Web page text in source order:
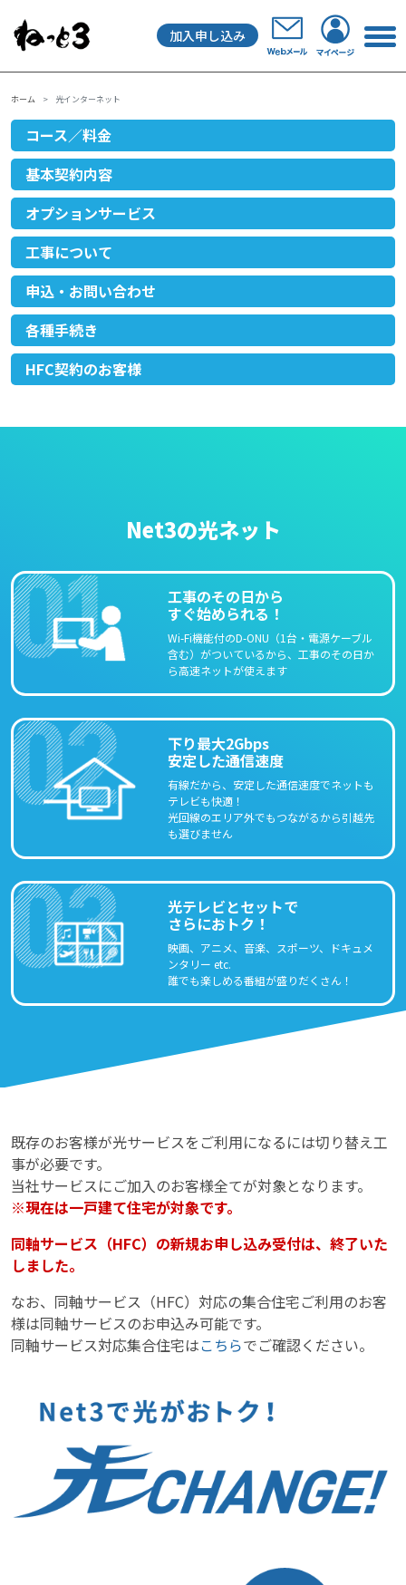
メインナビゲーション
加入申し込み
ホーム 光インターネット
コース／料金
基本契約内容
オプションサービス
工事について
申込・お問い合わせ
各種手続き
HFC契約のお客様
Net3の光ネット
工事のその日から
すぐ始められる！
Wi-Fi機能付のD-ONU（1台・電源ケーブル
含む）がついているから、工事のその日か
ら高速ネットが使えます
下り最大2Gbps
安定した通信速度
有線だから、安定した通信速度でネットも
テレビも快適！
光回線のエリア外でもつながるから引越先
も選びません
光テレビとセットで
さらにおトク！
映画、アニメ、音楽、スポーツ、ドキュメ
ンタリー etc.
誰でも楽しめる番組が盛りだくさん！
既存のお客様が光サービスをご利用になるには切り替え工
事が必要です。
当社サービスにご加入のお客様全てが対象となります。
※現在は一戸建て住宅が対象です。
同軸サービス（HFC）の新規お申し込み受付は、終了いた
しました。
なお、同軸サービス（HFC）対応の集合住宅ご利用のお客
様は同軸サービスのお申込み可能です。
同軸サービス対応集合住宅はこちらでご確認ください。